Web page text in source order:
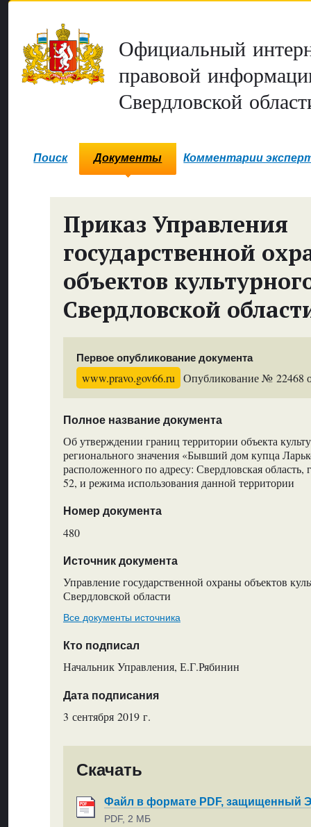
Официальный
правовой
Свердловской
Поиск Документы Комментарии
Приказ Управления
государственной
объектов
Свердловской
Первое опубликование документа
www.pravo.gov66.ru Опубликование № 22468
Полное название документа
Об утверждении границ территории объекта
регионального значения «Бывший дом купца
расположенного по адресу: Свердловская область,
52, и режима использования данной территории
Номер документа
480
Источник документа
Управление государственной охраны объектов
Свердловской области
Все документы источника
Кто подписал
Начальник Управления, Е.Г.Рябинин
Дата подписания
3 сентября 2019 г.
Скачать
Файл в формате PDF, защищенный
PDF, 2 МБ